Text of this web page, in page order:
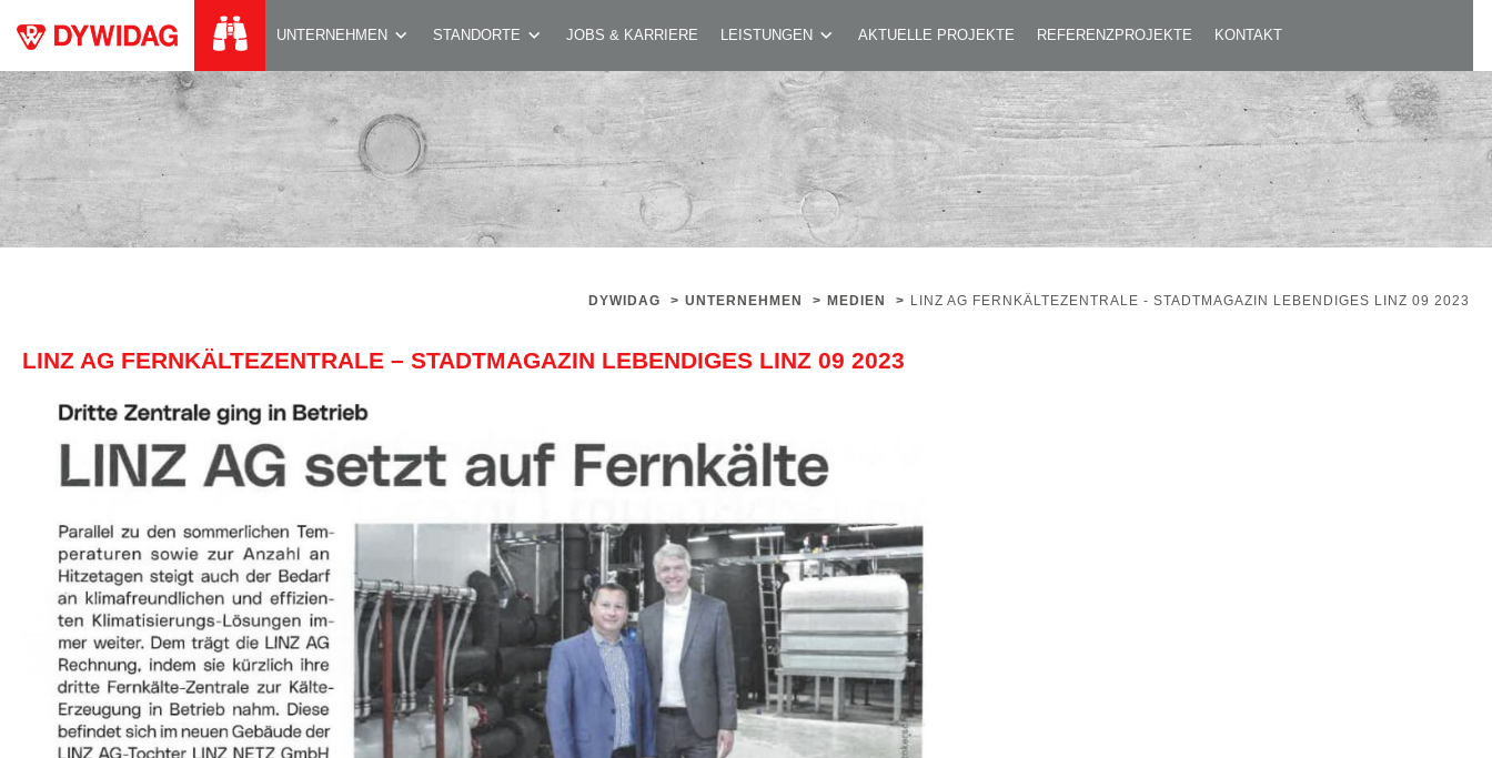
UNTERNEHMEN STANDORTE JOBS & KARRIERE LEISTUNGEN AKTUELLE PROJEKTE REFERENZPROJEKTE KONTAKT
LINZ AG FERNKÄLTEZENTRALE – STADTMAGAZIN LEBENDIGES LINZ 09 2023
DYWIDAG > UNTERNEHMEN > MEDIEN > LINZ AG FERNKÄLTEZENTRALE - STADTMAGAZIN LEBENDIGES LINZ 09 2023
LINZ AG FERNKÄLTEZENTRALE – STADTMAGAZIN LEBENDIGES LINZ 09 2023